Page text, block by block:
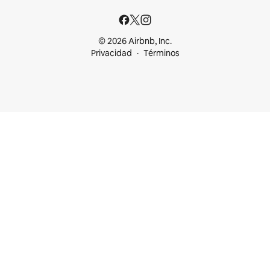
© 2026 Airbnb, Inc.
Privacidad
Términos